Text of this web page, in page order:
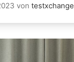
von testxchange